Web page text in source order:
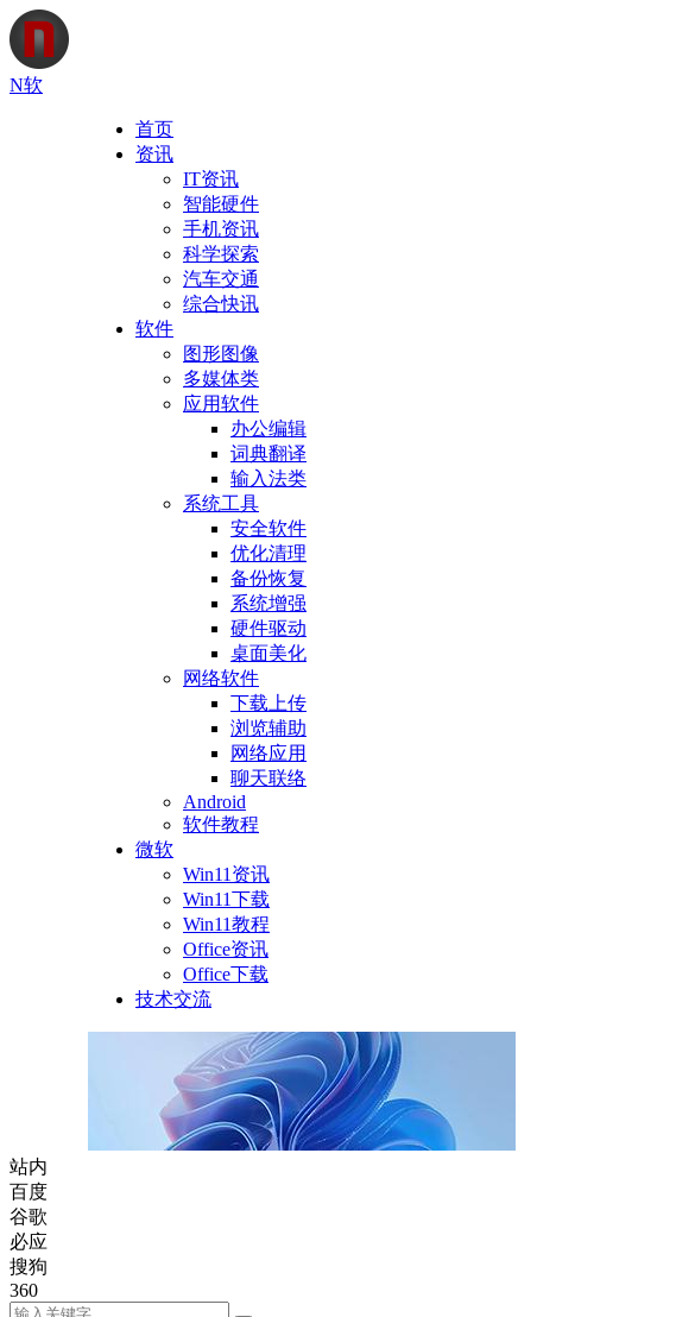
N软
首页
资讯
IT资讯
智能硬件
手机资讯
科学探索
汽车交通
综合快讯
软件
图形图像
多媒体类
应用软件
办公编辑
词典翻译
输入法类
系统工具
安全软件
优化清理
备份恢复
系统增强
硬件驱动
桌面美化
网络软件
下载上传
浏览辅助
网络应用
聊天联络
Android
软件教程
微软
Win11资讯
Win11下载
Win11教程
Office资讯
Office下载
技术交流
站内
百度
谷歌
必应
搜狗
360